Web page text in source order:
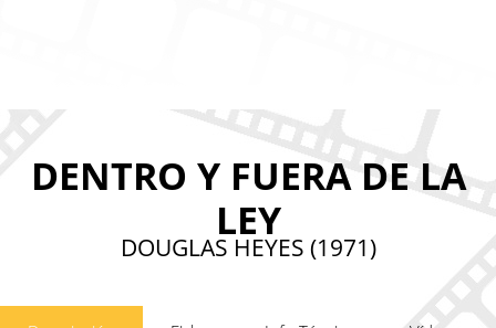
DENTRO Y FUERA DE LA
LEY
DOUGLAS HEYES (1971)